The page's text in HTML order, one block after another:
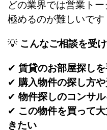
どの業界では営業ト
極めるのが難しいです
💡 こんなご相談を受
✔ 賃貸のお部屋探し
✔ 購入物件の探し方
✔ 物件探しのコンサ
✔ この物件を買って
きたい